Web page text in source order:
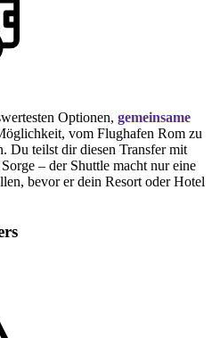
Optionen, gemeinsame
vom Flughafen Rom zu
Du teilst dir diesen Transfer mit
– der Shuttle macht nur eine
bevor er dein Resort oder Hotel